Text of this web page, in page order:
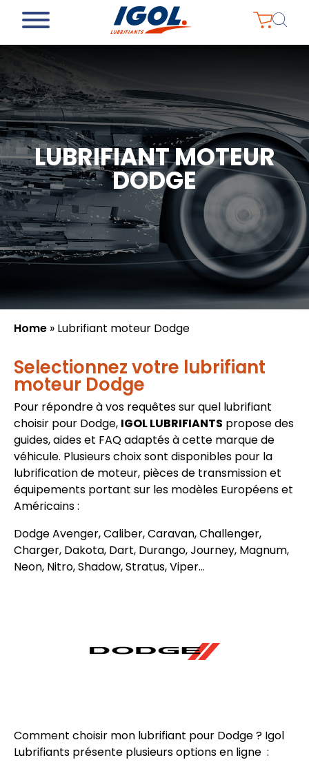
LUBRIFIANT MOTEUR
DODGE
Home » Lubrifiant moteur Dodge
Selectionnez votre lubrifiant
moteur Dodge
Pour répondre à vos requêtes sur quel lubrifiant
choisir pour Dodge, IGOL LUBRIFIANTS propose des
guides, aides et FAQ adaptés à cette marque de
véhicule. Plusieurs choix sont disponibles pour la
lubrification de moteur, pièces de transmission et
équipements portant sur les modèles Européens et
Américains :
Dodge Avenger, Caliber, Caravan, Challenger,
Charger, Dakota, Dart, Durango, Journey, Magnum,
Neon, Nitro, Shadow, Stratus, Viper…
Comment choisir mon lubrifiant pour Dodge ? Igol
Lubrifiants présente plusieurs options en ligne :